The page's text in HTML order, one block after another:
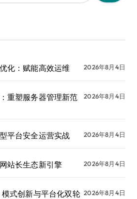
化：赋能高效运维 2026年8月4日
重塑服务器管理新范
2026年8月4日
平台安全运营实战 2026年8月4日
站长生态新引擎 2026年8月4日
式创新与平台化双轮 2026年8月4日